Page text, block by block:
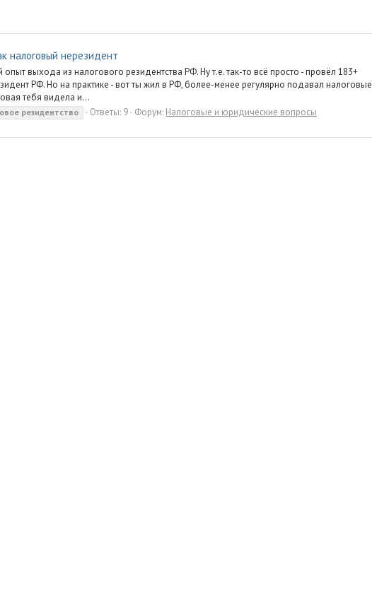
налоговый нерезидент
опыт выхода из налогового резидентства РФ. Ну т.е. так-то всё просто - провёл 183+
РФ. Но на практике - вот ты жил в РФ, более-менее регулярно подавал налоговые
тебя видела и...
резидентство Ответы: 9 Форум: Налоговые и юридические вопросы